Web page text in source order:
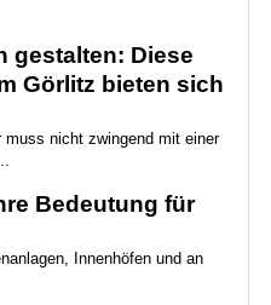
gestalten: Diese
Görlitz bieten sich
nicht zwingend mit einer
Bedeutung für
Innenhöfen und an